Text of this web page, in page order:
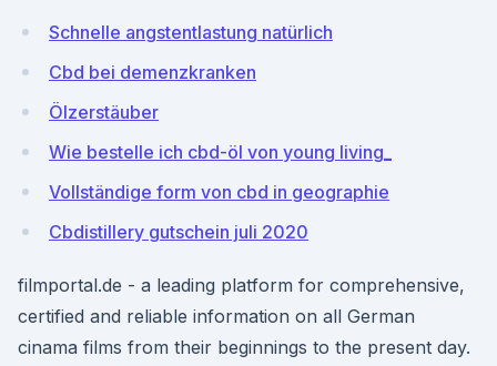
Schnelle angstentlastung natürlich
Cbd bei demenzkranken
Ölzerstäuber
Wie bestelle ich cbd-öl von young living_
Vollständige form von cbd in geographie
Cbdistillery gutschein juli 2020
filmportal.de - a leading platform for comprehensive,
certified and reliable information on all German
cinama films from their beginnings to the present day.